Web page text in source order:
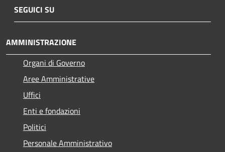
SEGUICI SU
AMMINISTRAZIONE
Organi di Governo
Aree Amministrative
Uffici
Enti e fondazioni
Politici
Personale Amministrativo